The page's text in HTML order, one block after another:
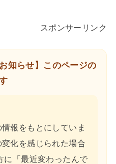
スポンサーリンク
知らせ】このページの
報をもとにしていま
化を感じられた場合
に「最近変わったんで